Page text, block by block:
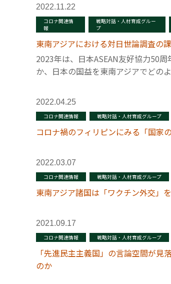
2022.11.22
コロナ関連情
報
戦略対話・人材育成グルー
プ
東南アジアにおける対日世論調査の
2023年は、日本ASEAN友好協力50
か、日本の国益を東南アジアでどの
2022.04.25
コロナ関連情報 戦略対話・人材育成グループ
コロナ禍のフィリピンにみる「国
2022.03.07
コロナ関連情報 戦略対話・人材育成グループ
東南アジア諸国は「ワクチン外交」
2021.09.17
コロナ関連情報 戦略対話・人材育成グループ
「先進民主主義国」の言論空間が
のか